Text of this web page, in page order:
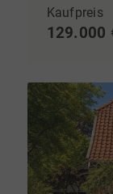
Kaufpreis
129.000